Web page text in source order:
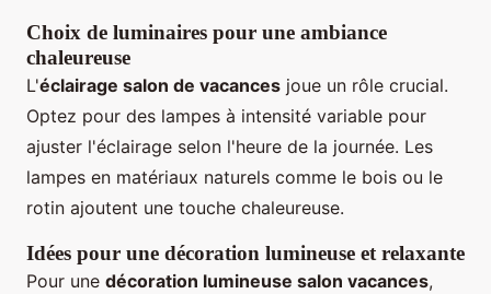
Choix de luminaires pour une ambiance
chaleureuse
L'éclairage salon de vacances joue un rôle crucial.
Optez pour des lampes à intensité variable pour
ajuster l'éclairage selon l'heure de la journée. Les
lampes en matériaux naturels comme le bois ou le
rotin ajoutent une touche chaleureuse.
Idées pour une décoration lumineuse et relaxante
Pour une décoration lumineuse salon vacances,